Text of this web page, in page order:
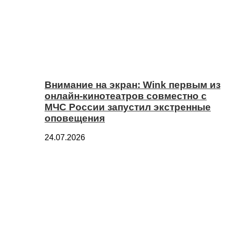
Внимание на экран: Wink первым из
онлайн-кинотеатров совместно с
МЧС России запустил экстренные
оповещения
24.07.2026